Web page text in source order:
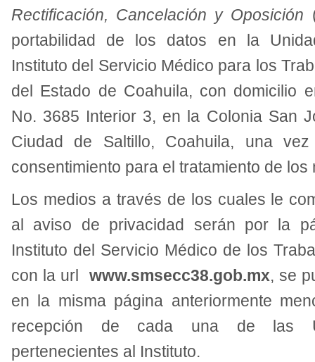
Rectificación, Cancelación y Oposición
portabilidad de los datos en la
Instituto del Servicio Médico para los
del Estado de Coahuila, con domicilio
No. 3685 Interior 3, en la Colonia San
Ciudad de Saltillo, Coahuila, una
consentimiento para el tratamiento de los
Los medios a través de los cuales le
al aviso de privacidad serán por la
Instituto del Servicio Médico de los
con la url
www.smsecc38.gob.mx, se
en la misma página anteriormente
recepción de cada una de las
pertenecientes al Instituto.